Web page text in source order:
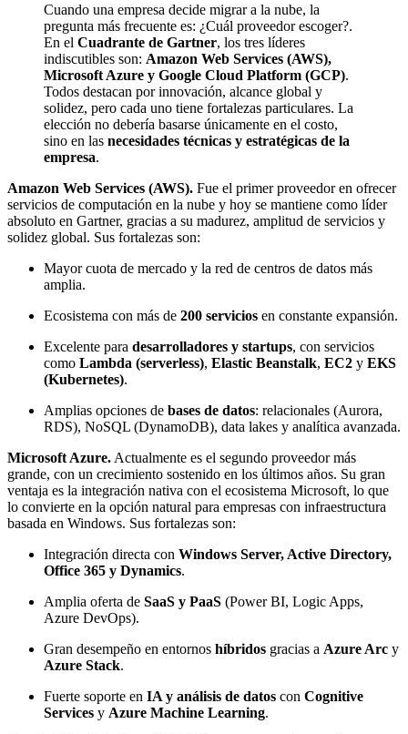
Cuando una empresa decide migrar a la nube, la
pregunta más frecuente es: ¿Cuál proveedor escoger?.
En el Cuadrante de Gartner, los tres líderes
indiscutibles son: Amazon Web Services (AWS),
Microsoft Azure y Google Cloud Platform (GCP).
Todos destacan por innovación, alcance global y
solidez, pero cada uno tiene fortalezas particulares. La
elección no debería basarse únicamente en el costo,
sino en las necesidades técnicas y estratégicas de la
empresa.
Amazon Web Services (AWS). Fue el primer proveedor en ofrecer
servicios de computación en la nube y hoy se mantiene como líder
absoluto en Gartner, gracias a su madurez, amplitud de servicios y
solidez global. Sus fortalezas son:
Mayor cuota de mercado y la red de centros de datos más
amplia.
Ecosistema con más de 200 servicios en constante expansión.
Excelente para desarrolladores y startups, con servicios
como Lambda (serverless), Elastic Beanstalk, EC2 y EKS
(Kubernetes).
Amplias opciones de bases de datos: relacionales (Aurora,
RDS), NoSQL (DynamoDB), data lakes y analítica avanzada.
Microsoft Azure. Actualmente es el segundo proveedor más
grande, con un crecimiento sostenido en los últimos años. Su gran
ventaja es la integración nativa con el ecosistema Microsoft, lo que
lo convierte en la opción natural para empresas con infraestructura
basada en Windows. Sus fortalezas son:
Integración directa con Windows Server, Active Directory,
Office 365 y Dynamics.
Amplia oferta de SaaS y PaaS (Power BI, Logic Apps,
Azure DevOps).
Gran desempeño en entornos híbridos gracias a Azure Arc y
Azure Stack.
Fuerte soporte en IA y análisis de datos con Cognitive
Services y Azure Machine Learning.